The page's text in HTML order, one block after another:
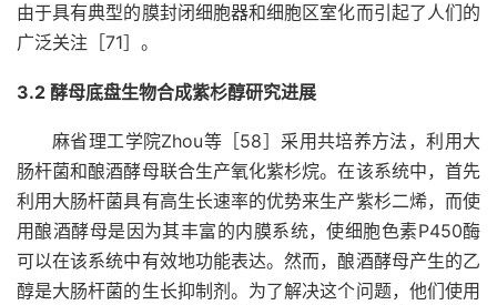
由于具有典型的膜封闭细胞器和细胞区室化而引起了人们的
广泛关注［71］。
3.2 酵母底盘生物合成紫杉醇研究进展
麻省理工学院Zhou等［58］采用共培养方法，利用大
肠杆菌和酿酒酵母联合生产氧化紫杉烷。在该系统中，首先
利用大肠杆菌具有高生长速率的优势来生产紫杉二烯，而使
用酿酒酵母是因为其丰富的内膜系统，使细胞色素P450酶
可以在该系统中有效地功能表达。然而，酿酒酵母产生的乙
醇是大肠杆菌的生长抑制剂。为了解决这个问题，他们使用